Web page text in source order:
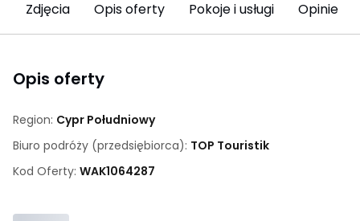
Zdjęcia Opis oferty Pokoje i usługi Opinie
Opis oferty
Region: Cypr Południowy
Biuro podróży (przedsiębiorca): TOP Touristik
Kod Oferty: WAK1064287